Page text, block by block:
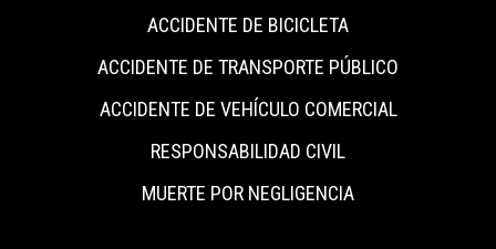
ACCIDENTE DE BICICLETA
ACCIDENTE DE TRANSPORTE PÚBLICO
ACCIDENTE DE VEHÍCULO COMERCIAL
RESPONSABILIDAD CIVIL
MUERTE POR NEGLIGENCIA